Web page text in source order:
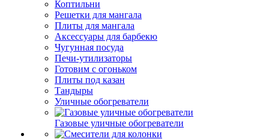
Коптильни
Решетки для мангала
Плиты для мангала
Аксессуары для барбекю
Чугунная посуда
Печи-утилизаторы
Готовим с огоньком
Плиты под казан
Тандыры
Уличные обогреватели
Газовые уличные обогреватели